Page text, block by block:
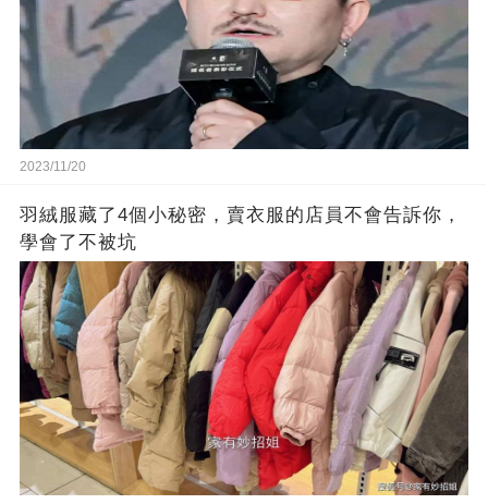
2023/11/20
羽絨服藏了4個小秘密，賣衣服的店員不會告訴你，
學會了不被坑